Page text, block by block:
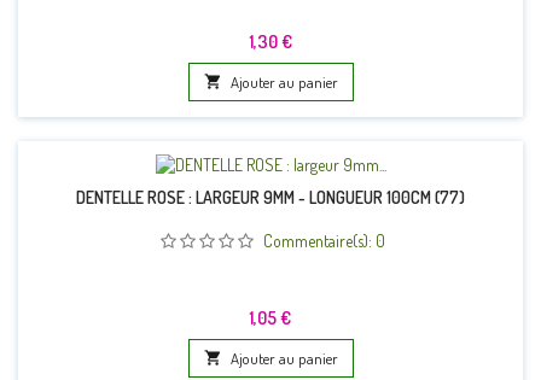
Prix
1,30 €
 Ajouter au panier
DENTELLE ROSE : LARGEUR 9MM - LONGUEUR 100CM (77)
Commentaire(s): 0
Prix
1,05 €
 Ajouter au panier